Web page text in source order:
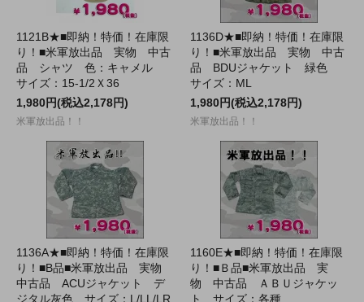
1121B★■即納！特価！在庫限
り！■米軍放出品 実物 中古
品 シャツ 色：キャメル
サイズ：15-1/2Ｘ36
1,980円(税込2,178円)
米軍放出品！！
1136D★■即納！特価！在庫限
り！■米軍放出品 実物 中古
品 BDUジャケット 緑色
サイズ：ML
1,980円(税込2,178円)
米軍放出品！！
1136A★■即納！特価！在庫限
り！■B品■米軍放出品 実物
中古品 ACUジャケット デ
ジタル灰色 サイズ：L/LL/LR
1160E★■即納！特価！在庫限
り！■Ｂ品■米軍放出品 実
物 中古品 ＡＢＵジャケッ
ト サイズ：各種